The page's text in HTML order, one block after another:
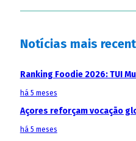
Notícias mais
Ranking Foodie 2026: TUI
há 5 meses
Açores reforçam vocação
há 5 meses